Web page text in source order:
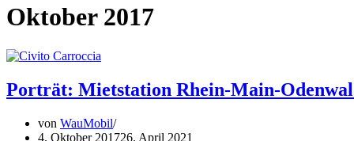
Oktober 2017
Porträt: Mietstation Rhein-Main-
von WauMobil
4. Oktober 201726. April 2021